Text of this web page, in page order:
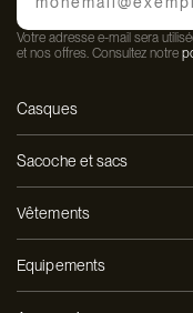
Votre adresse e-mail sera
et nos offres. Consultez notre
Casques
Sacoche et sacs
Vêtements
Equipements